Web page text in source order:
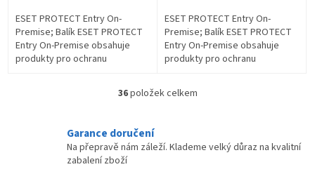
ESET PROTECT Entry On-
Premise; Balík ESET PROTECT
Entry On-Premise obsahuje
produkty pro ochranu
ESET PROTECT Entry On-
Premise; Balík ESET PROTECT
Entry On-Premise obsahuje
produkty pro ochranu
chrání firemní...
O
á
d
36položek celkem
Garance doručení
Na přepravě nám záleží. Klademe velký důraz na kvalitní
zabalení zboží